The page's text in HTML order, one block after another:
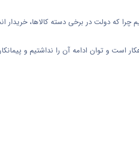
چرا که دولت در برخی دسته کالاها،